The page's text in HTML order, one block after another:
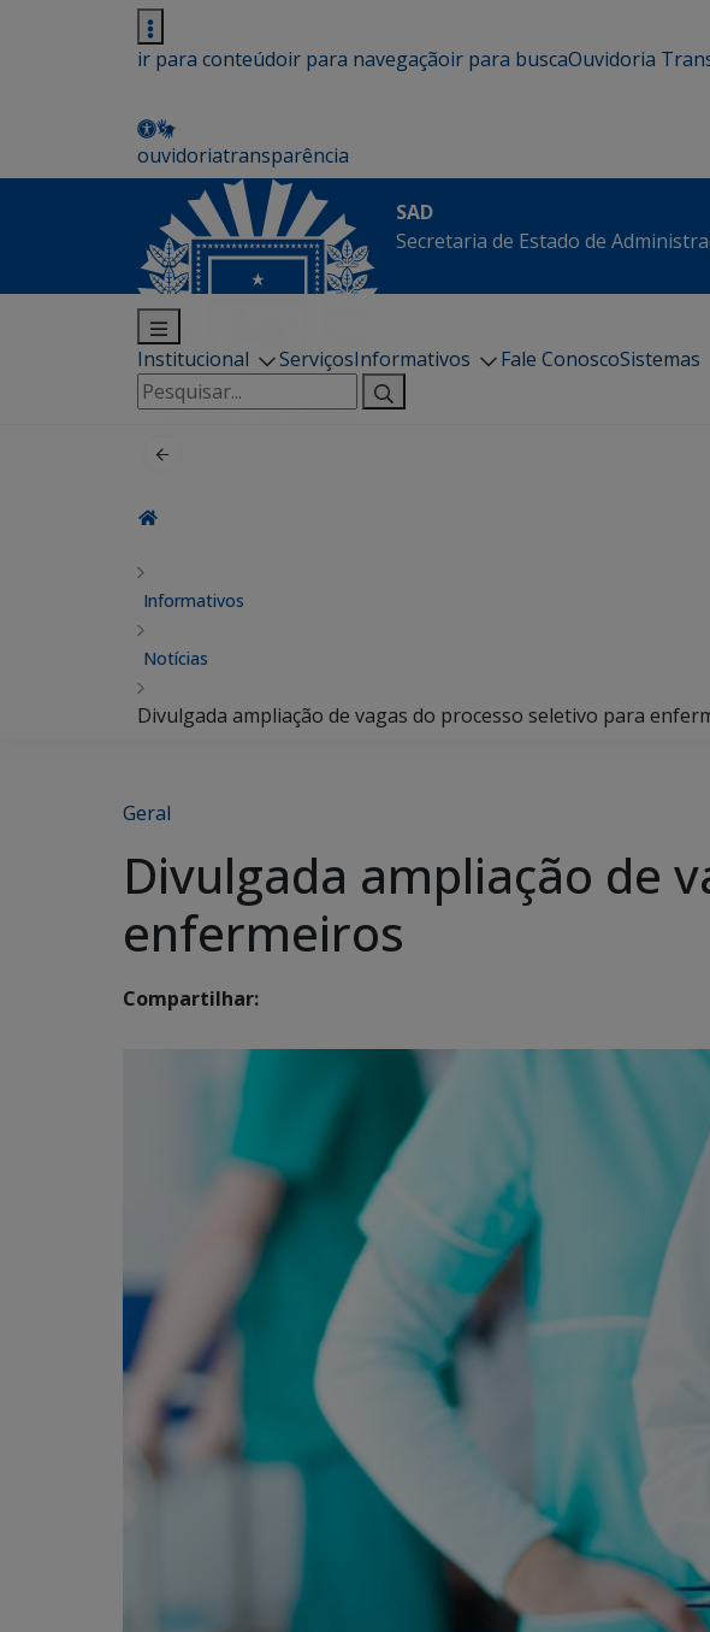
ir para conteúdoir para navegaçãoir para buscaOuvidoria
ouvidoriatransparência
SAD
Secretaria de Estado de
Institucional ServiçosInformativos Fale ConoscoSistemas
Pesquisar
por:
Informativos
Notícias
Divulgada ampliação de vagas do processo seletivo para
Geral
Divulgada ampliação de
enfermeiros
Compartilhar: